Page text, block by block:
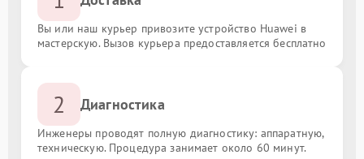
Вы или наш курьер привозите устройство Huawei в
мастерскую. Вызов курьера предоставляется бесплатно
2 Диагностика
Инженеры проводят полную диагностику: аппаратную,
техническую. Процедура занимает около 60 минут.